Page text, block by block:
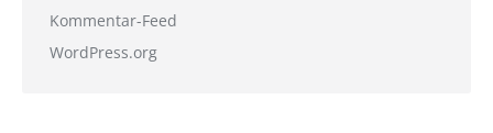
Kommentar-Feed
WordPress.org